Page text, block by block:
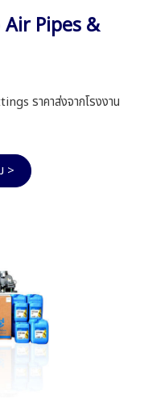
Pipes &
ราคาส่งจากโรงงาน
>